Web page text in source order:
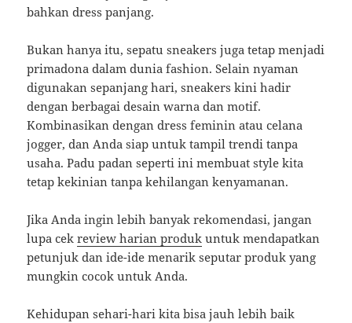
bahkan dress panjang.
Bukan hanya itu, sepatu sneakers juga tetap menjadi
primadona dalam dunia fashion. Selain nyaman
digunakan sepanjang hari, sneakers kini hadir
dengan berbagai desain warna dan motif.
Kombinasikan dengan dress feminin atau celana
jogger, dan Anda siap untuk tampil trendi tanpa
usaha. Padu padan seperti ini membuat style kita
tetap kekinian tanpa kehilangan kenyamanan.
Jika Anda ingin lebih banyak rekomendasi, jangan
lupa cekreview harian produk untuk mendapatkan
petunjuk dan ide-ide menarik seputar produk yang
mungkin cocok untuk Anda.
Kehidupan sehari-hari kita bisa jauh lebih baik